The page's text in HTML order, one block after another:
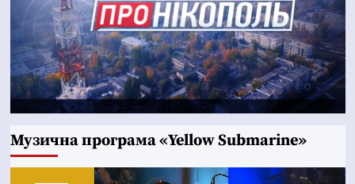
Музична програма «Yellow Submarine»